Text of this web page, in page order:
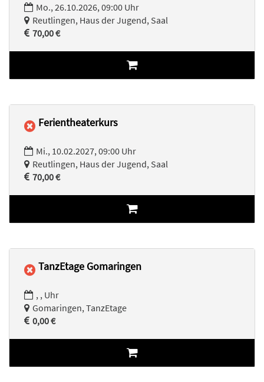
Mo., 26.10.2026, 09:00 Uhr
Reutlingen, Haus der Jugend, Saal
70,00 €
Ferientheaterkurs
Mi., 10.02.2027, 09:00 Uhr
Reutlingen, Haus der Jugend, Saal
70,00 €
TanzEtage Gomaringen
, , Uhr
Gomaringen, TanzEtage
0,00 €